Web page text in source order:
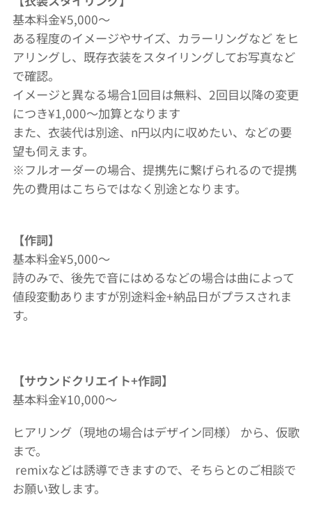
基本料金¥5,000〜
ある程度のイメージやサイズ、カラーリングなど をヒ
アリングし、既存衣装をスタイリングしてお写真など
で確認。
イメージと異なる場合1回目は無料、2回目以降の変更
につき¥1,000〜加算となります
また、衣装代は別途、n円以内に収めたい、などの要
望も伺えます。
※フルオーダーの場合、提携先に繋げられるので提携
先の費用はこちらではなく別途となります。
【作詞】
基本料金¥5,000〜
詩のみで、後先で音にはめるなどの場合は曲によって
値段変動ありますが別途料金+納品日がプラスされま
す。
【サウンドクリエイト+作詞】
基本料金¥10,000〜
ヒアリング（現地の場合はデザイン同様） から、仮歌
まで。
remixなどは誘導できますので、そちらとのご相談で
お願い致します。